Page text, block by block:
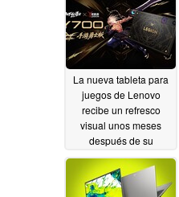
La nueva tableta para
juegos de Lenovo
recibe un refresco
visual unos meses
después de su
lanzamiento05/31/2026